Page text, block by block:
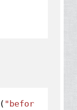
( "befor